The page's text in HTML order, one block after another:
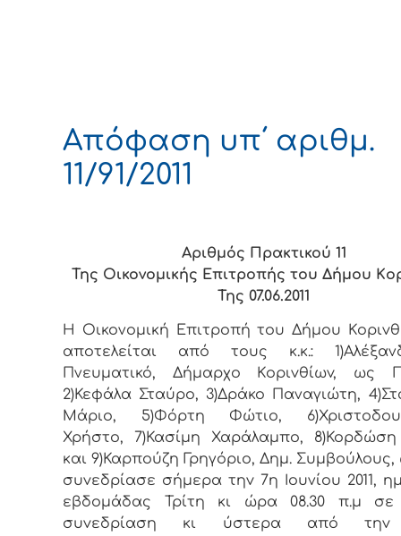
Απόφαση υπ΄ αριθμ.
11/91/2011
Αριθμός Πρακτικού 11
Της Οικονομικής Επιτρoπής τoυ Δήμoυ
Της 07.06.2011
Η Οικονομική Επιτρoπή τoυ Δήμoυ
απoτελείται από τoυς κ.κ.:
Πνευματικό, Δήμαρχo Κoριvθίωv, ως
2)Κεφάλα Σταύρο, 3)Δράκο Παναγιώτη,
Μάριο, 5)Φόρτη Φώτιο,
Χρήστο, 7)Κασίμη Χαράλαμπο,
και 9)Καρπούζη Γρηγόριο, Δημ.
συvεδρίασε σήμερα τηv 7η Ιουνίου 2011,
εβδoμάδας Τρίτη κι ώρα 08.30 π.μ σε
συvεδρίαση κι ύστερα από τηv